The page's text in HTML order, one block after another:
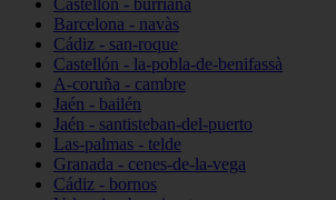
Castellón - burriana
Barcelona - navàs
Cádiz - san-roque
Castellón - la-pobla-de-benifassà
A-coruña - cambre
Jaén - bailén
Jaén - santisteban-del-puerto
Las-palmas - telde
Granada - cenes-de-la-vega
Cádiz - bornos